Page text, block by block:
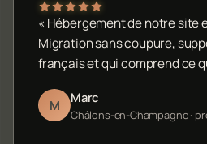
« Hébergement de notre site
Migration sans coupure,
français et qui comprend ce
M Marc
Châlons-en-Champagne ·